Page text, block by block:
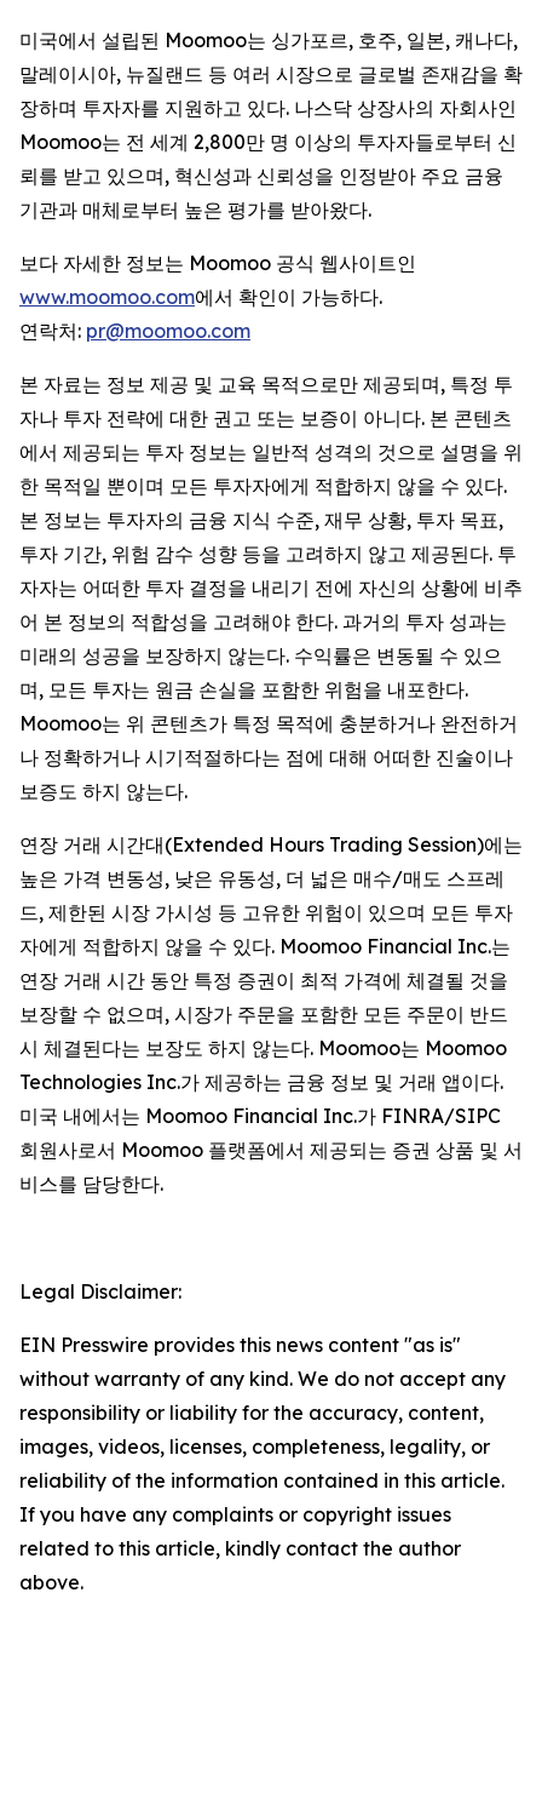
미국에서 설립된 Moomoo는 싱가포르, 호주, 일본, 캐나다,
말레이시아, 뉴질랜드 등 여러 시장으로 글로벌 존재감을 확
장하며 투자자를 지원하고 있다. 나스닥 상장사의 자회사인
Moomoo는 전 세계 2,800만 명 이상의 투자자들로부터 신
뢰를 받고 있으며, 혁신성과 신뢰성을 인정받아 주요 금융
기관과 매체로부터 높은 평가를 받아왔다.
보다 자세한 정보는 Moomoo 공식 웹사이트인
www.moomoo.com에서 확인이 가능하다.
연락처: pr@moomoo.com
본 자료는 정보 제공 및 교육 목적으로만 제공되며, 특정 투
자나 투자 전략에 대한 권고 또는 보증이 아니다. 본 콘텐츠
에서 제공되는 투자 정보는 일반적 성격의 것으로 설명을 위
한 목적일 뿐이며 모든 투자자에게 적합하지 않을 수 있다.
본 정보는 투자자의 금융 지식 수준, 재무 상황, 투자 목표,
투자 기간, 위험 감수 성향 등을 고려하지 않고 제공된다. 투
자자는 어떠한 투자 결정을 내리기 전에 자신의 상황에 비추
어 본 정보의 적합성을 고려해야 한다. 과거의 투자 성과는
미래의 성공을 보장하지 않는다. 수익률은 변동될 수 있으
며, 모든 투자는 원금 손실을 포함한 위험을 내포한다.
Moomoo는 위 콘텐츠가 특정 목적에 충분하거나 완전하거
나 정확하거나 시기적절하다는 점에 대해 어떠한 진술이나
보증도 하지 않는다.
연장 거래 시간대(Extended Hours Trading Session)에는
높은 가격 변동성, 낮은 유동성, 더 넓은 매수/매도 스프레
드, 제한된 시장 가시성 등 고유한 위험이 있으며 모든 투자
자에게 적합하지 않을 수 있다. Moomoo Financial Inc.는
연장 거래 시간 동안 특정 증권이 최적 가격에 체결될 것을
보장할 수 없으며, 시장가 주문을 포함한 모든 주문이 반드
시 체결된다는 보장도 하지 않는다. Moomoo는 Moomoo
Technologies Inc.가 제공하는 금융 정보 및 거래 앱이다.
미국 내에서는 Moomoo Financial Inc.가 FINRA/SIPC
회원사로서 Moomoo 플랫폼에서 제공되는 증권 상품 및 서
비스를 담당한다.
Legal Disclaimer:
EIN Presswire provides this news content "as is"
without warranty of any kind. We do not accept any
responsibility or liability for the accuracy, content,
images, videos, licenses, completeness, legality, or
reliability of the information contained in this article.
If you have any complaints or copyright issues
related to this article, kindly contact the author
above.